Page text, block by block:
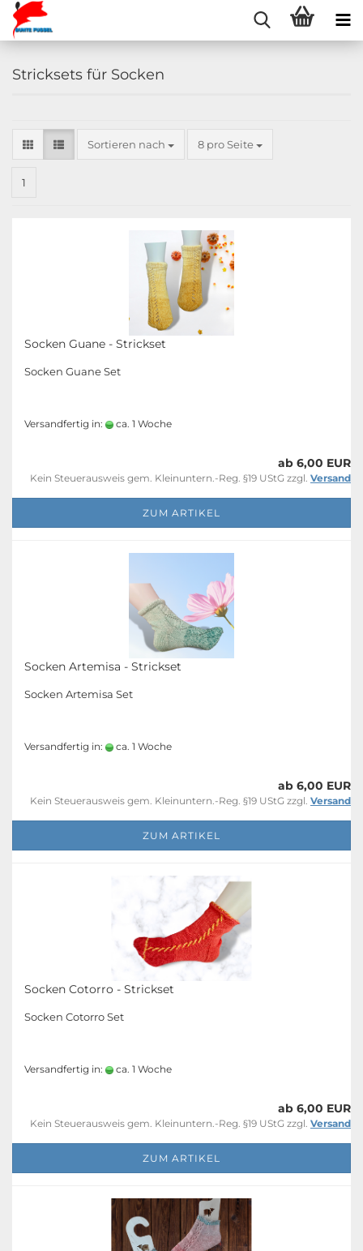
Stricksets für Socken
Sortieren nach
Sortieren nach 8 pro Seite
pro Seite
1
Socken Guane - Strickset
Socken Guane Set
Versandfertig in: ca. 1 Woche
ab 6,00 EUR
Kein Steuerausweis gem. Kleinuntern.-Reg. §19 UStG zzgl. Versand
ZUM ARTIKEL
Socken Artemisa - Strickset
Socken Artemisa Set
Versandfertig in: ca. 1 Woche
ab 6,00 EUR
Kein Steuerausweis gem. Kleinuntern.-Reg. §19 UStG zzgl. Versand
ZUM ARTIKEL
Socken Cotorro - Strickset
Socken Cotorro Set
Versandfertig in: ca. 1 Woche
ab 6,00 EUR
Kein Steuerausweis gem. Kleinuntern.-Reg. §19 UStG zzgl. Versand
ZUM ARTIKEL